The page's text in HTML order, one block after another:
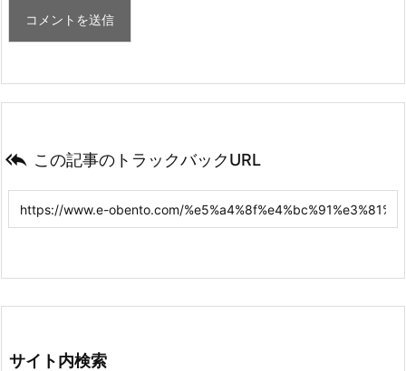
 この記事のトラックバックURL
サイト内検索